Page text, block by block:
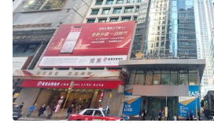
Terrace
Toilets
Water Access
Whitebox / Minimal
Window Display